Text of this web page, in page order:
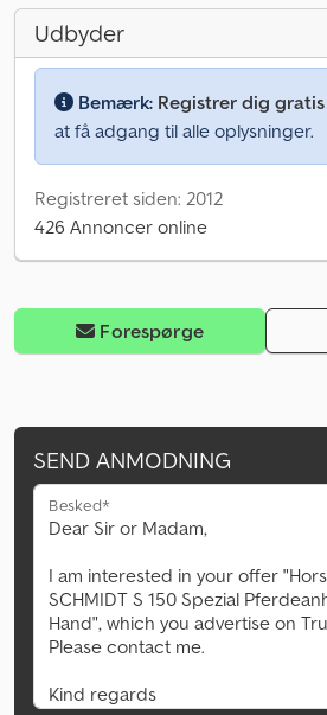
Udbyder
Bemærk: Registrer dig
at få adgang til alle oplysninger.
Registreret siden: 2012
426 Annoncer online
Forespørge
SEND ANMODNING
Besked*